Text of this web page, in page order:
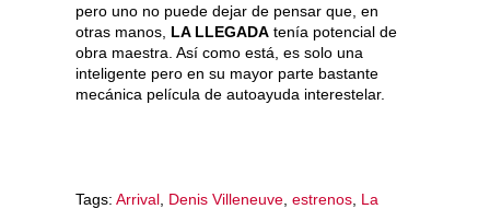
pero uno no puede dejar de pensar que, en
otras manos, LA LLEGADA tenía potencial de
obra maestra. Así como está, es solo una
inteligente pero en su mayor parte bastante
mecánica película de autoayuda interestelar.
Tags: Arrival Denis Villeneuve estrenos La